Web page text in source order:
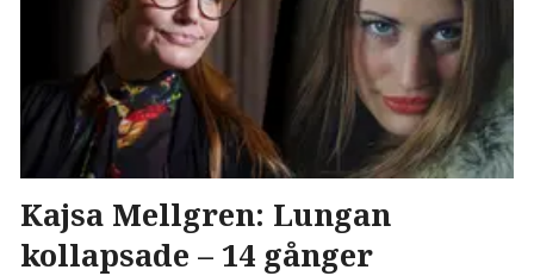
Kajsa Mellgren: Lungan
kollapsade – 14 gånger